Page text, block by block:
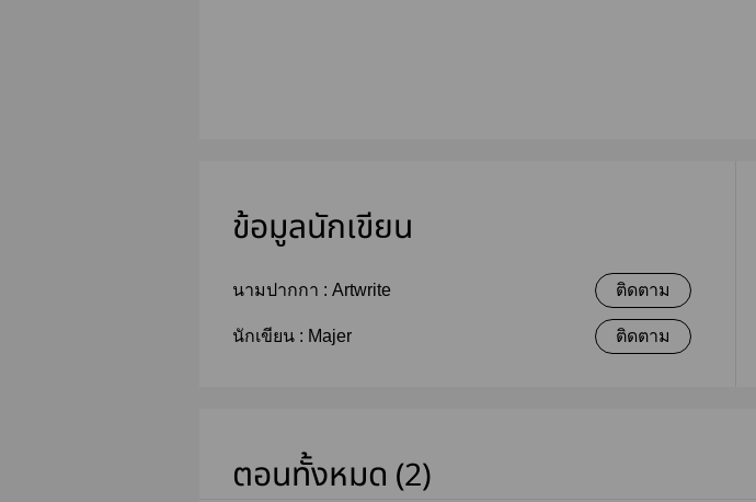
ข้อมูลนักเขียน
นามปากกา : Artwrite ติดตาม
นักเขียน : Majer ติดตาม
ตอนทั้งหมด (2)